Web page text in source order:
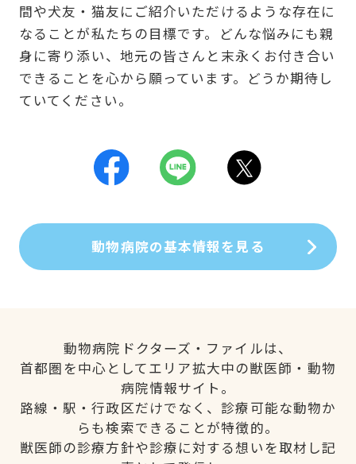
間や犬友・猫友にご紹介いただけるような存在に
なることが私たちの目標です。どんな悩みにも親
身に寄り添い、地元の皆さんと末永くお付き合い
できることを心から願っています。どうか期待し
ていてください。
動物病院の基本情報を見る
動物病院ドクターズ・ファイルは、
首都圏を中心としてエリア拡大中の獣医師・動物
病院情報サイト。
路線・駅・行政区だけでなく、診療可能な動物か
らも検索できることが特徴的。
獣医師の診療方針や診療に対する想いを取材し記